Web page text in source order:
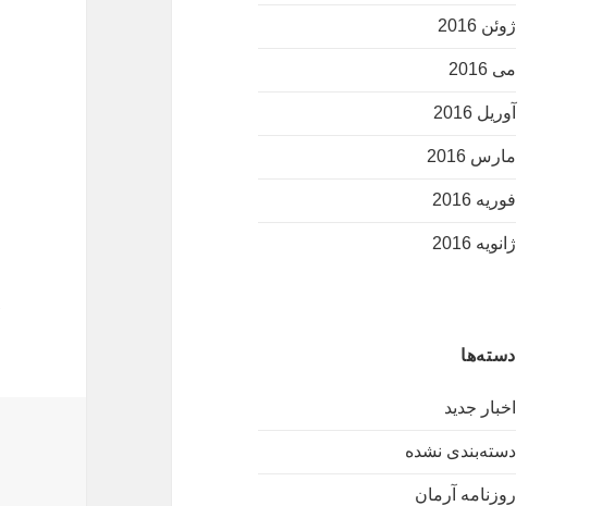
ژوئن 2016
می 2016
آوریل 2016
مارس 2016
فوریه 2016
ژانویه 2016
دسته‌ها
اخبار جدید
دسته‌بندی نشده
روزنامه آرمان